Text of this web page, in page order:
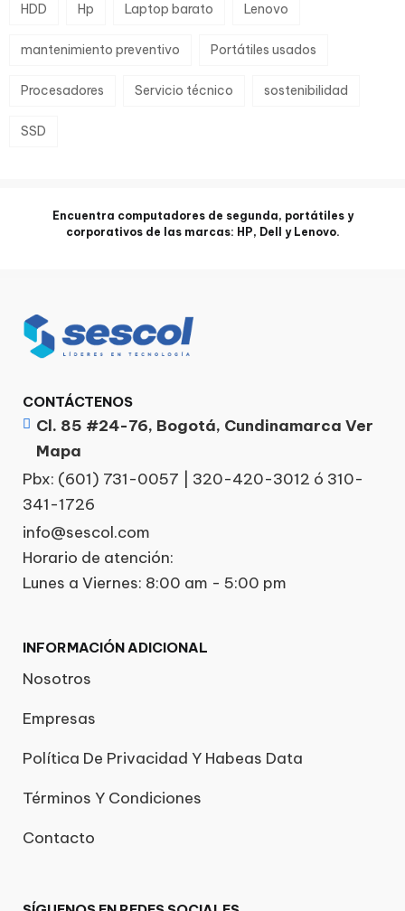
HDD Hp Laptop barato Lenovo
mantenimiento preventivo Portátiles usados
Procesadores Servicio técnico sostenibilidad
SSD
Encuentra computadores de segunda, portátiles y
corporativos de las marcas: HP, Dell y Lenovo.
CONTÁCTENOS
Cl. 85 #24-76, Bogotá, Cundinamarca Ver
Mapa
Pbx: (601) 731-0057 320-420-3012 ó 310-
341-1726
info@sescol.com
Horario de atención:
Lunes a Viernes: 8:00 am - 5:00 pm
INFORMACIÓN ADICIONAL
Nosotros
Empresas
Política De Privacidad Y Habeas Data
Términos Y Condiciones
Contacto